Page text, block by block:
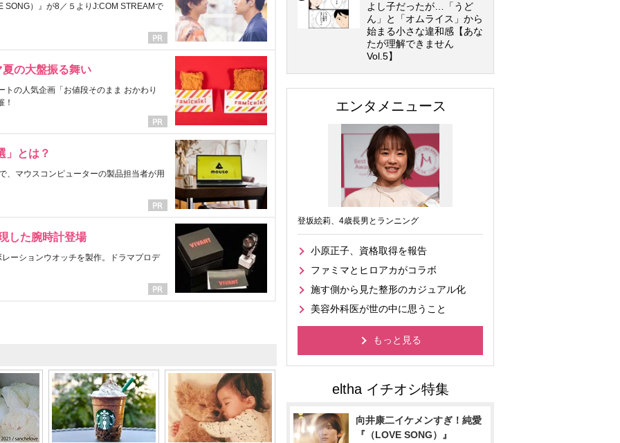
SONG）』が8／５よりJ:COM STREAMで
の大盤振る舞い
の人気企画「お値段そのまま おかわり
！
」とは？
、マウスコンピューターの製品担当者が用
した腕時計登場
ーションウオッチを製作。ドラマプロデ
よし子だったが…「うど
ん」と「オムライス」から
始まる小さな違和感【あな
たが理解できません
Vol.5】
エンタメニュース
登坂絵莉、4歳長男とランニング
小原正子、資格取得を報告
ファミマとヒロアカがコラボ
施す側から見た整形のカジュアル化
美容外科医が世の中に思うこと
もっと見る
向井康二イケメンすぎ！純愛
『（LOVE SONG）』